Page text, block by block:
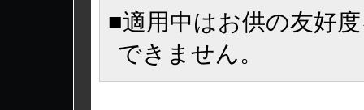
■適用中はお供の友好
できません。